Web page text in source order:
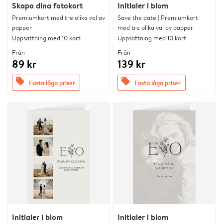
Skapa dina fotokort
Premiumkort med tre olika val av
papper
Uppsättning med 10 kort
Från
89 kr
offers Fasta låga priser
Initialer i blom
Save the date | Premiumkort
med tre olika val av papper
Uppsättning med 10 kort
Från
139 kr
offers Fasta låga priser
Initialer i blom Initialer i blom